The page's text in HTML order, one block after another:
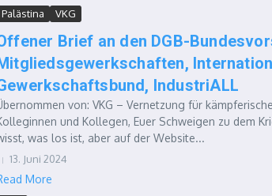
Palästina VKG
Brief an den DGB-
IndustriALL
von: VKG – Vernetzung für
und Kollegen, Euer Schweigen zu dem
was los ist, aber auf der Website...
13. Juni 2024
More